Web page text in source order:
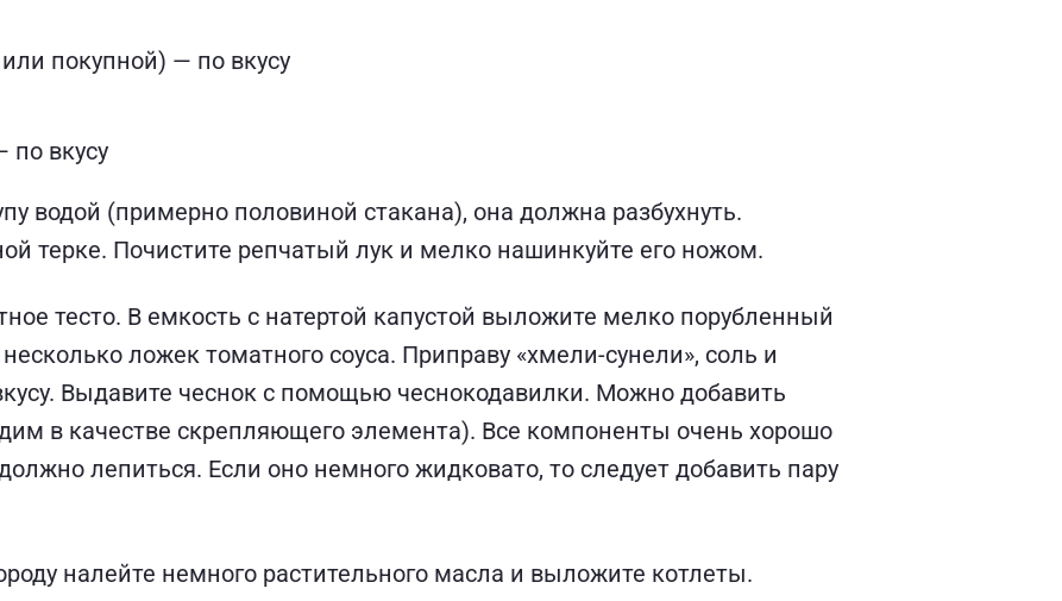
покупной) — по вкусу
по вкусу
водой (примерно половиной стакана), она должна разбухнуть.
терке. Почистите репчатый лук и мелко нашинкуйте его ножом.
тесто. В емкость с натертой капустой выложите мелко порубленный
ложек томатного соуса. Приправу «хмели-сунели», соль и
Выдавите чеснок с помощью чеснокодавилки. Можно добавить
в качестве скрепляющего элемента). Все компоненты очень хорошо
лепиться. Если оно немного жидковато, то следует добавить пару
налейте немного растительного масла и выложите котлеты.